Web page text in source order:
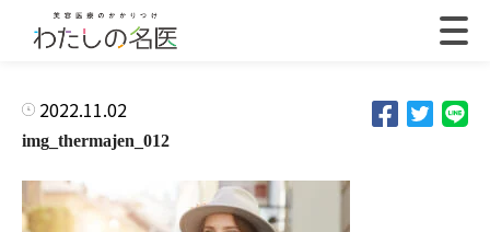
2022.11.02
img_thermajen_012